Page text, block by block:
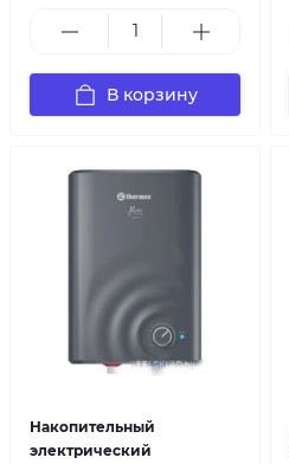
В корзину
Накопительный
электрический